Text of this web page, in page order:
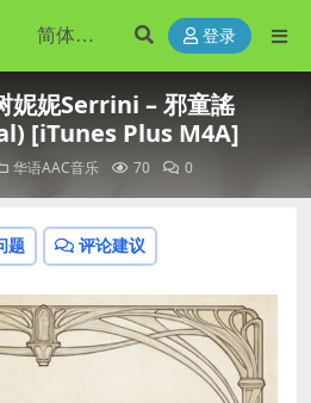
登录
妮妮Serrini – 邪童謠
[iTunes Plus M4A]
华语AAC音乐 70 0
题 评论建议